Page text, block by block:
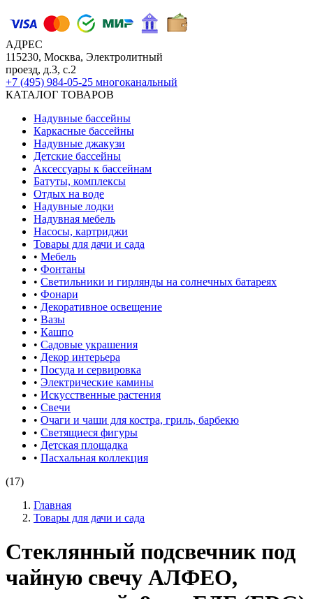
АДРЕС
115230, Москва, Электролитный
проезд, д.3, с.2
+7 (495) 984-05-25 многоканальный
КАТАЛОГ ТОВАРОВ
Надувные бассейны
Каркасные бассейны
Надувные джакузи
Детские бассейны
Аксессуары к бассейнам
Батуты, комплексы
Отдых на воде
Надувные лодки
Надувная мебель
Насосы, картриджи
Товары для дачи и сада
• Мебель
• Фонтаны
• Светильники и гирлянды на солнечных батареях
• Фонари
• Декоративное освещение
• Вазы
• Кашпо
• Садовые украшения
• Декор интерьера
• Посуда и сервировка
• Электрические камины
• Искусственные растения
• Свечи
• Очаги и чаши для костра, гриль, барбекю
• Светящиеся фигуры
• Детская площадка
• Пасхальная коллекция
(17)
Главная
Товары для дачи и сада
Стеклянный подсвечник под
чайную свечу АЛФЕО,